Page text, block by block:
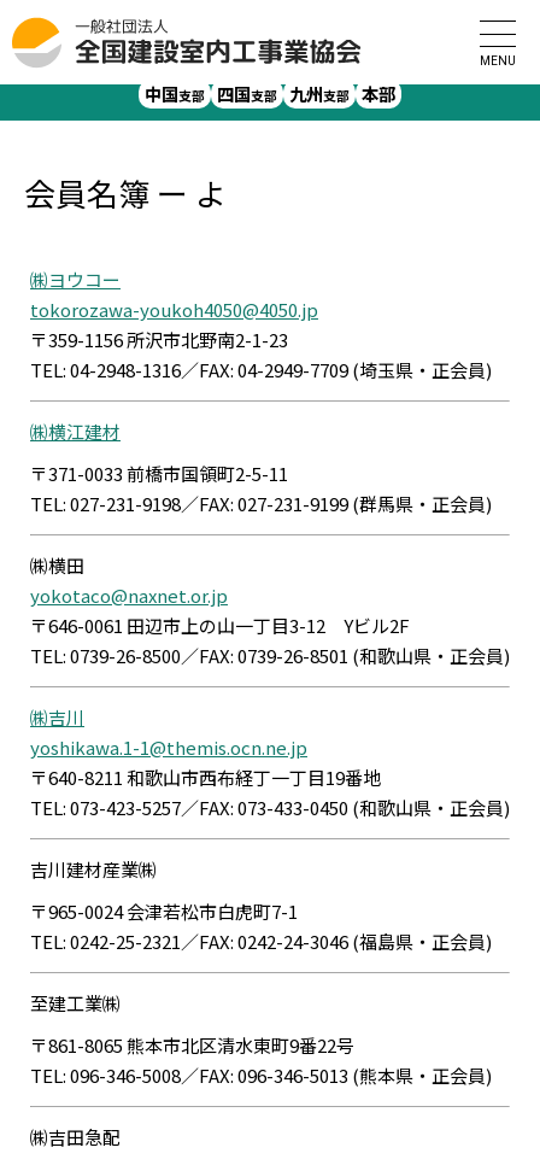
全国建設室内工事業協会
北海道支部 東北支部 北陸支部 関東支部 中部 支部
中国支部 四国支部 九州支部 本部
会員名簿 ー よ
㈱ヨウコー
tokorozawa-youkoh4050@4050.jp
〒359-1156 所沢市北野南2-1-23
TEL: 04-2948-1316／FAX: 04-2949-7709 (埼玉県・正会員)
㈱横江建材
〒371-0033 前橋市国領町2-5-11
TEL: 027-231-9198／FAX: 027-231-9199 (群馬県・正会員)
㈱横田
yokotaco@naxnet.or.jp
〒646-0061 田辺市上の山一丁目3-12 Yビル2F
TEL: 0739-26-8500／FAX: 0739-26-8501 (和歌山県・正会員)
㈱吉川
yoshikawa.1-1@themis.ocn.ne.jp
〒640-8211 和歌山市西布経丁一丁目19番地
TEL: 073-423-5257／FAX: 073-433-0450 (和歌山県・正会員)
吉川建材産業㈱
〒965-0024 会津若松市白虎町7-1
TEL: 0242-25-2321／FAX: 0242-24-3046 (福島県・正会員)
至建工業㈱
〒861-8065 熊本市北区清水東町9番22号
TEL: 096-346-5008／FAX: 096-346-5013 (熊本県・正会員)
㈱吉田急配